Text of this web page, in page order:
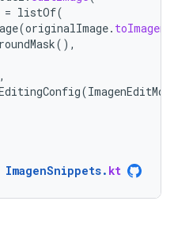
= listOf(
(originalImage.
(),
,
(
ImagenSnippets. kt